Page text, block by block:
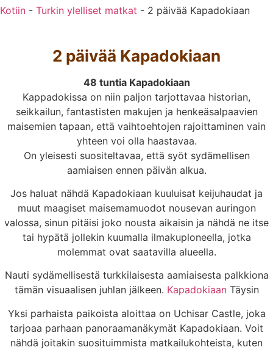
Kotiin - Turkin ylelliset matkat - 2 päivää Kapadokiaan
2 päivää Kapadokiaan
48 tuntia Kapadokiaan
Kappadokissa on niin paljon tarjottavaa historian,
seikkailun, fantastisten makujen ja henkeäsalpaavien
maisemien tapaan, että vaihtoehtojen rajoittaminen vain
yhteen voi olla haastavaa.
On yleisesti suositeltavaa, että syöt sydämellisen
aamiaisen ennen päivän alkua.
Jos haluat nähdä Kapadokiaan kuuluisat keijuhaudat ja
muut maagiset maisemamuodot nousevan auringon
valossa, sinun pitäisi joko nousta aikaisin ja nähdä ne itse
tai hypätä jollekin kuumalla ilmakuploneella, jotka
molemmat ovat saatavilla alueella.
Nauti sydämellisestä turkkilaisesta aamiaisesta palkkiona
tämän visuaalisen juhlan jälkeen. KapadokiaanTäysin
Yksi parhaista paikoista aloittaa on Uchisar Castle, joka
tarjoaa parhaan panoraamanäkymät Kapadokiaan. Voit
nähdä joitakin suosituimmista matkailukohteista, kuten